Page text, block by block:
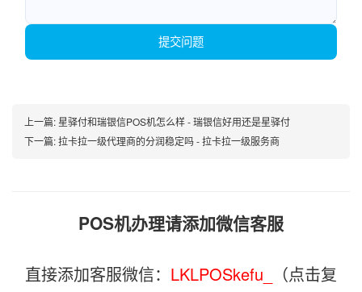
提交问题
上一篇:星驿付和瑞银信POS机怎么样 - 瑞银信好用还是星驿付
下一篇:拉卡拉一级代理商的分润稳定吗 - 拉卡拉一级服务商
POS机办理请添加微信客服
直接添加客服微信： LKLPOSkefu_
（点击复